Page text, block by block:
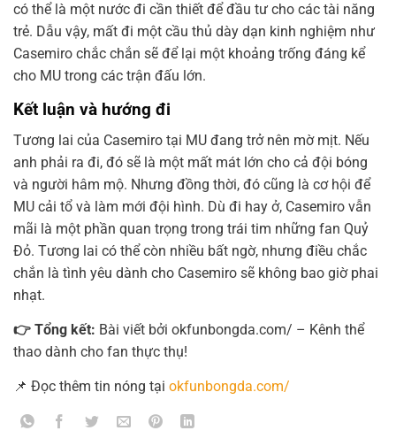
có thể là một nước đi cần thiết để đầu tư cho các tài năng
trẻ. Dẫu vậy, mất đi một cầu thủ dày dạn kinh nghiệm như
Casemiro chắc chắn sẽ để lại một khoảng trống đáng kể
cho MU trong các trận đấu lớn.
Kết luận và hướng đi
Tương lai của Casemiro tại MU đang trở nên mờ mịt. Nếu
anh phải ra đi, đó sẽ là một mất mát lớn cho cả đội bóng
và người hâm mộ. Nhưng đồng thời, đó cũng là cơ hội để
MU cải tổ và làm mới đội hình. Dù đi hay ở, Casemiro vẫn
mãi là một phần quan trọng trong trái tim những fan Quỷ
Đỏ. Tương lai có thể còn nhiều bất ngờ, nhưng điều chắc
chắn là tình yêu dành cho Casemiro sẽ không bao giờ phai
nhạt.
👉 Tổng kết: Bài viết bởi okfunbongda.com/ – Kênh thể
thao dành cho fan thực thụ!
📌 Đọc thêm tin nóng tại okfunbongda.com/